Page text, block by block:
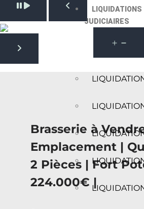
LIQUIDATIONS
JUDICIAIRES
Pause slide rotation
Resume slide rotation
Previous slide
Brasserie à
Emplacement |
2 Pièces | Fort
224.000€ |